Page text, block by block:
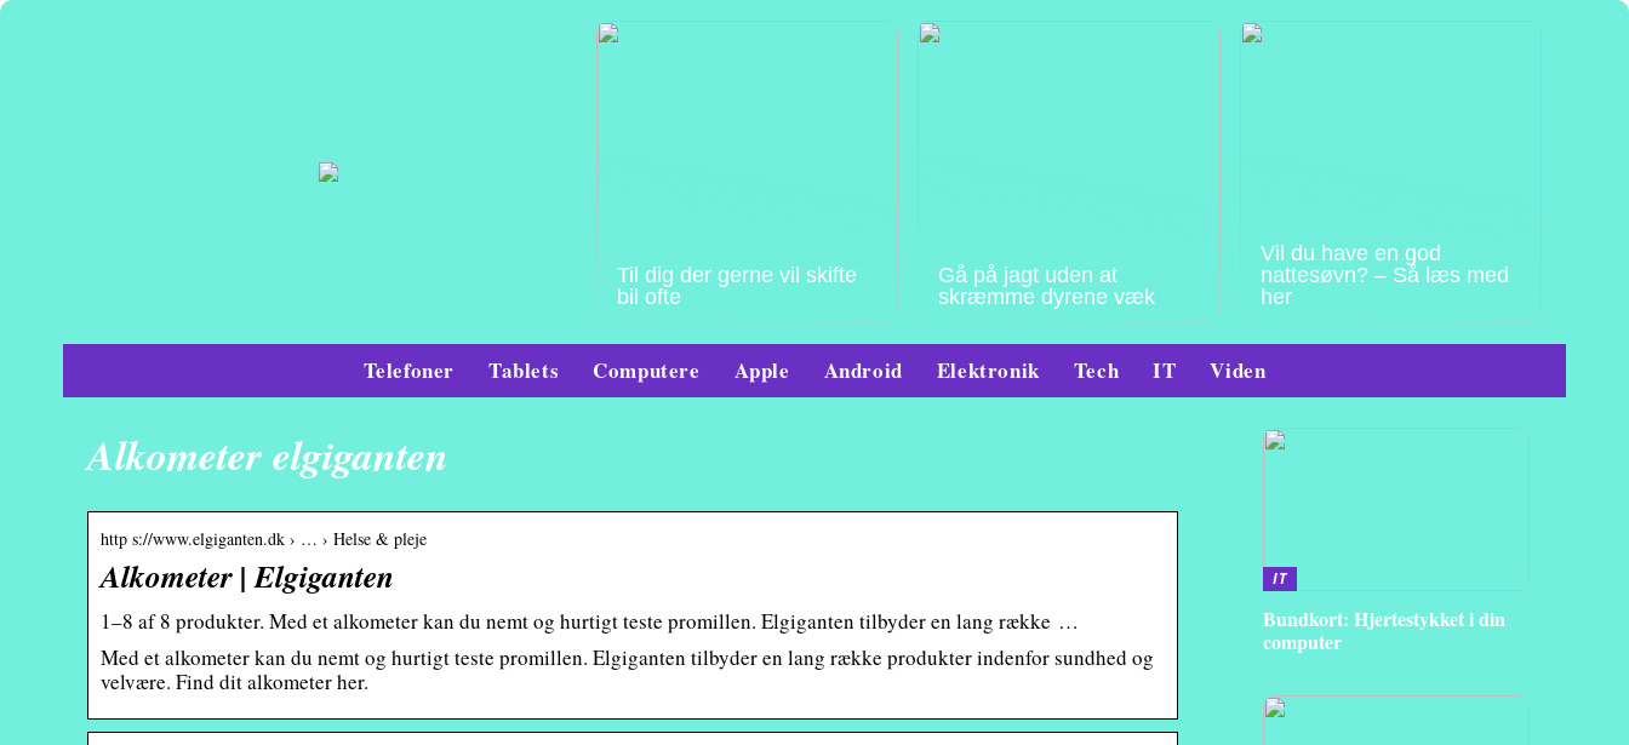
Til dig der gerne vil skifte
bil ofte
Gå på jagt uden at
skræmme dyrene væk
Vil du have en god
nattesøvn? – Så læs med
her
Telefoner Tablets Computere Apple Android Elektronik Tech IT Viden
Alkometer elgiganten
http s://www.elgiganten.dk › … › Helse & pleje
Alkometer | Elgiganten
1–8 af 8 produkter. Med et alkometer kan du nemt og hurtigt teste promillen. Elgiganten tilbyder en lang række …
Med et alkometer kan du nemt og hurtigt teste promillen. Elgiganten tilbyder en lang række produkter indenfor sundhed og
velvære. Find dit alkometer her.
IT
Bundkort: Hjertestykket i din
computer